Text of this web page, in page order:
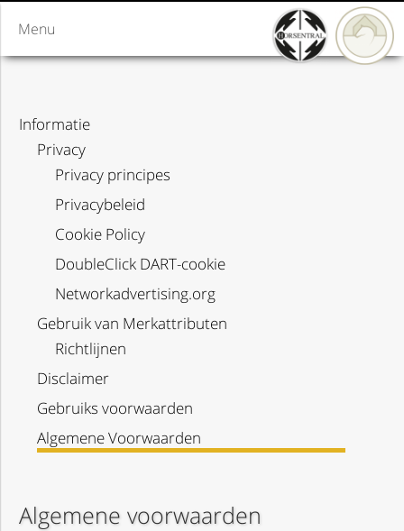
Menu
Informatie
Privacy
Privacy principes
Privacybeleid
Cookie Policy
DoubleClick DART-cookie
Networkadvertising.org
Gebruik van Merkattributen
Richtlijnen
Disclaimer
Gebruiks voorwaarden
Algemene Voorwaarden
Algemene voorwaarden